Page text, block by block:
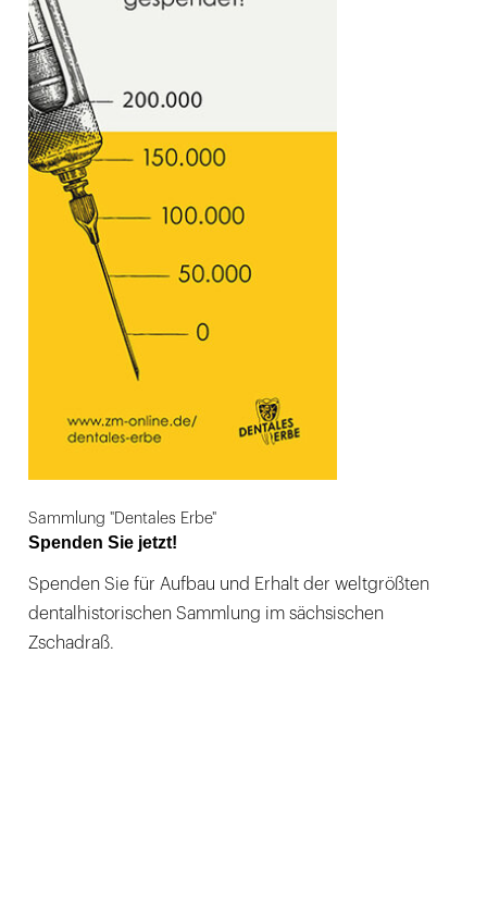
Sammlung "Dentales Erbe"
Spenden Sie jetzt!
Spenden Sie für Aufbau und Erhalt der weltgrößten
dentalhistorischen Sammlung im sächsischen
Zschadraß.